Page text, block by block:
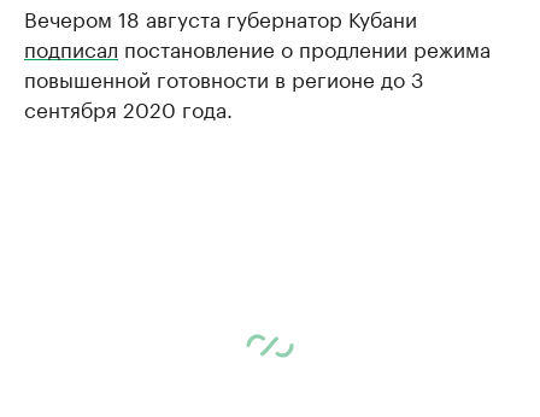
Вечером 18 августа губернатор Кубани
подписал постановление о продлении режима
повышенной готовности в регионе до 3
сентября 2020 года.